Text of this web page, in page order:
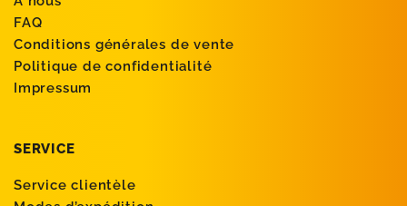
FAQ
Conditions générales de vente
Politique de confidentialité
Impressum
SERVICE
Service clientèle